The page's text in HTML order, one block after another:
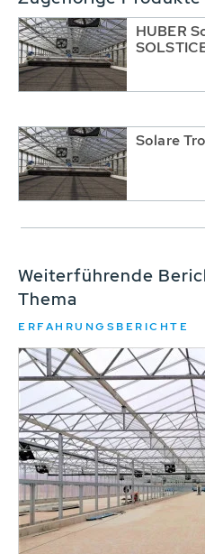
HUBER
Solare
Weiterführende
Thema
ERFAHRUNGSBERICHTE